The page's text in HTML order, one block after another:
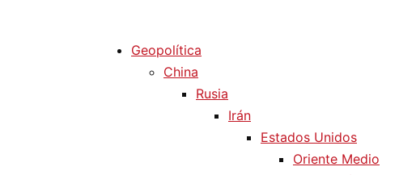
Geopolítica
China
Rusia
Irán
Estados Unidos
Oriente Medio